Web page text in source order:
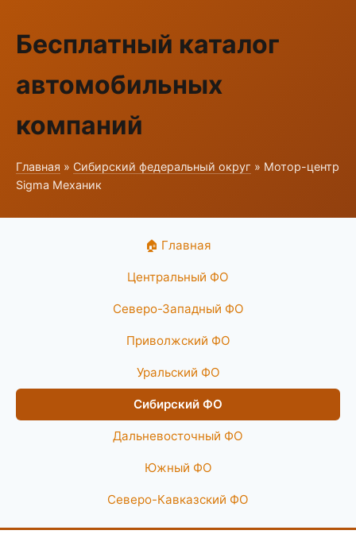
Бесплатный каталог
автомобильных
компаний
Главная » Сибирский федеральный округ » Мотор-центр
Sigma Механик
🏠 Главная
Центральный ФО
Северо-Западный ФО
Приволжский ФО
Уральский ФО
Сибирский ФО
Дальневосточный ФО
Южный ФО
Северо-Кавказский ФО